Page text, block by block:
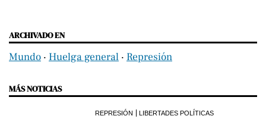
ARCHIVADO EN
Mundo ‧ Huelga general ‧ Represión
MÁS NOTICIAS
REPRESIÓN LIBERTADES POLÍTICAS